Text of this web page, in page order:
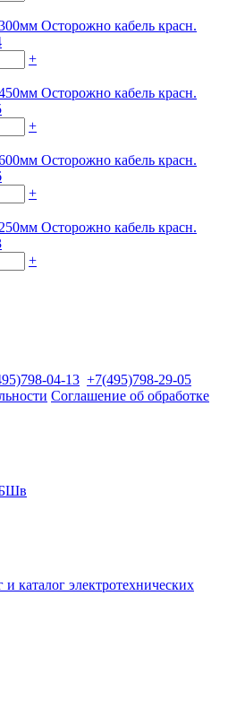
Осторожно кабель красн.
+
Осторожно кабель красн.
+
Осторожно кабель красн.
+
Осторожно кабель красн.
+
04-13 +7(495)798-29-05
Соглашение об обработке